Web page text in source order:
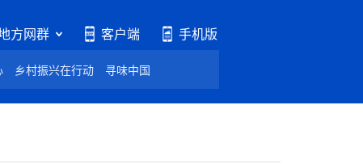
方网群 客户端 手机版
乡村振兴在行动 寻味中国